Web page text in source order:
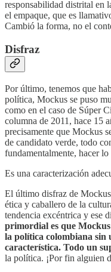
responsabilidad distrital en
el empaque, que es
Cambió la forma, no el
Disfraz
Por último, tenemos que
política, Mockus se puso
como en el caso de Súper
columna de 2011, hace 15
precisamente que Mockus
de candidato verde, todo
fundamentalmente, hacer
Es una caracterización
El último disfraz de
ética y caballero de la
tendencia excéntrica y ese
primordial es que
la política colombiana sin
característica. Todo un
la política. ¡Por fin alguien